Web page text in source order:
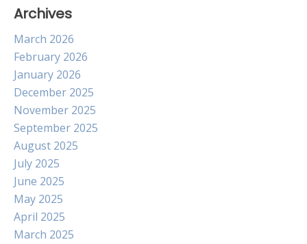
Archives
March 2026
February 2026
January 2026
December 2025
November 2025
September 2025
August 2025
July 2025
June 2025
May 2025
April 2025
March 2025